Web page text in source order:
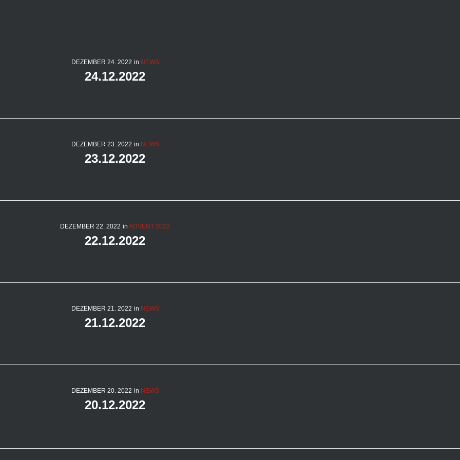
DEZEMBER 24. 2022 in NEWS
24.12.2022
DEZEMBER 23. 2022 in NEWS
23.12.2022
DEZEMBER 22. 2022 in ADVENT 2022
22.12.2022
DEZEMBER 21. 2022 in NEWS
21.12.2022
DEZEMBER 20. 2022 in NEWS
20.12.2022